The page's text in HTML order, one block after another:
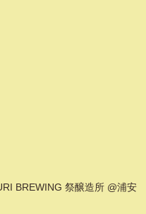
BREWING 祭醸造所 @浦安